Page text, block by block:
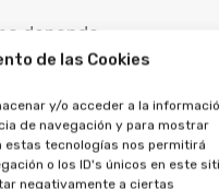
de las Cookies
y/o acceder a la
de navegación y para mostrar
estas tecnologías nos permitirá
o los ID's únicos en este
negativamente a ciertas
depende
existe una
por ambos